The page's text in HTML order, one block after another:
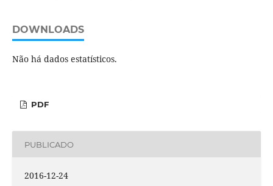
DOWNLOADS
Não há dados estatísticos.
PDF
PUBLICADO
2016-12-24